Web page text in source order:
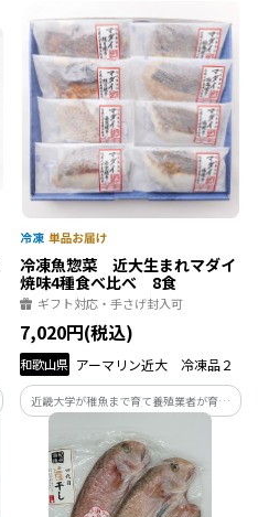
なる味わいを楽しめる、特別な日のごち
そうや贈り物としても大変喜ばれます。
冷凍魚惣菜 近大生まれマダイ
焼味4種食べ比べ 8食
ギフト対応・手さげ封入可
7,020円(税込)
和歌山県 アーマリン近大 冷凍品２
近畿大学が稚魚まで育て養殖業者が育成
した、近大生まれマダイの簡単で便利な
冷凍魚惣菜です。 JR東京駅にある近畿大
学の養殖魚専門料理店「近畿大学水産研
究所 はなれ」で好評な焼き魚を商品化し
ました。